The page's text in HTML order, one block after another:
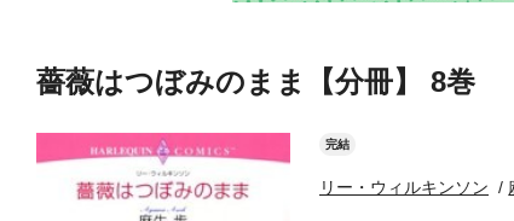
薔薇はつぼみのまま【分冊】 8巻
完結
リー・ウィルキンソン